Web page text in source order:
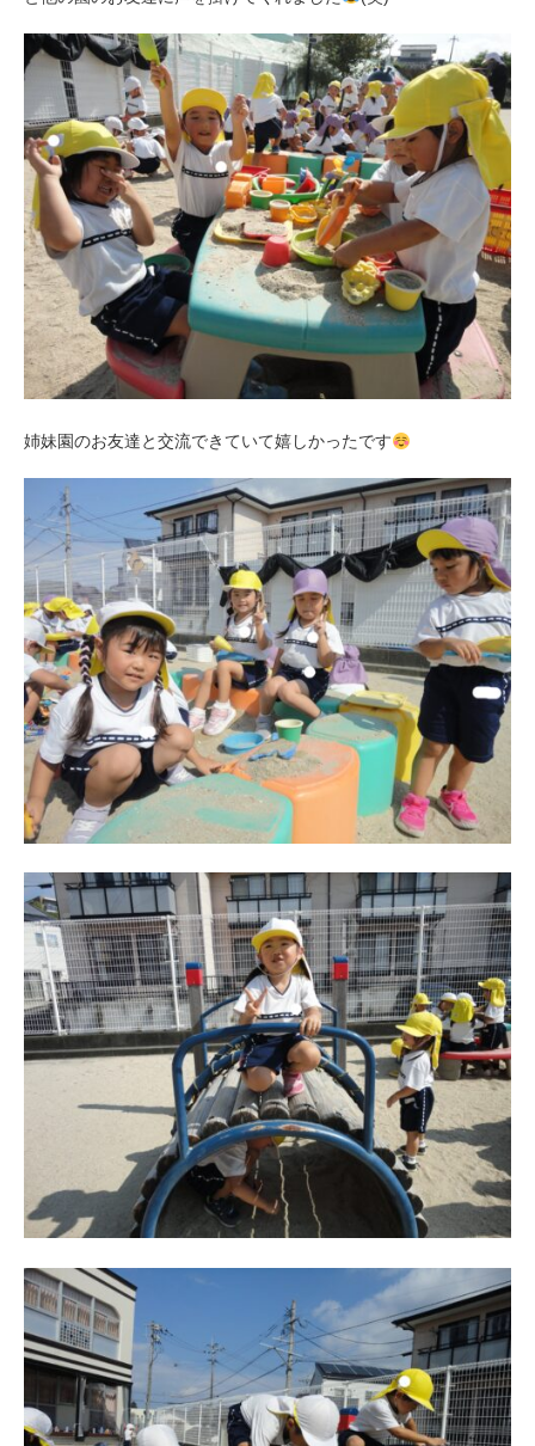
姉妹園のお友達と交流できていて嬉しかったです